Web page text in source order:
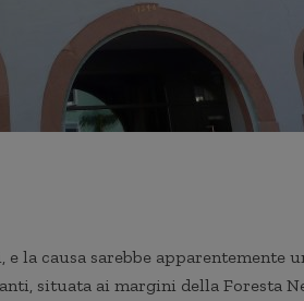
la causa sarebbe apparentemente
situata ai margini della Foresta